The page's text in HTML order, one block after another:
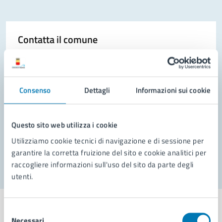
Consenso Dettagli Informazioni sui cookie
Questo sito web utilizza i cookie
Utilizziamo cookie tecnici di navigazione e di sessione per
garantire la corretta fruizione del sito e cookie analitici per
raccogliere informazioni sull'uso del sito da parte degli
utenti.
Contatta il comune
Prenota appuntamento
Problemi in città
Segnala disservizio